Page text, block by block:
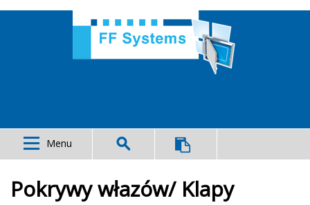
Menu
Pokrywy włazów/ Klapy